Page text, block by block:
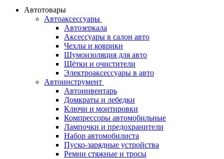
Автотовары
Автоаксессуары
Автозеркала
Аксессуары в салон авто
Чехлы и коврики
Шумоизоляция для авто
Щётки и очистители
Электроаксессуары в авто
Автоинструмент
Автоинвентарь
Домкраты и лебедки
Ключи и монтировки
Компрессоры автомобильные
Лампочки и предохранители
Набор автомобилиста
Пуско-зарядные устройства
Ремни стяжные и тросы